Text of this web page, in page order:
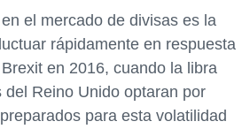
el mercado de divisas es la
rápidamente en respuesta
en 2016, cuando la libra
Reino Unido optaran por
para esta volatilidad